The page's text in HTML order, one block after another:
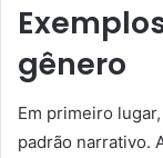
gênero
Em primeiro
padrão narrativo.